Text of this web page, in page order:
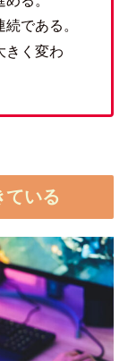
である。
きく変わ
ている